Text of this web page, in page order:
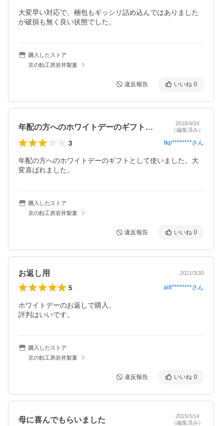
大変早い対応で、梱包もギッシリ詰め込んではありました
が破損も無く良い状態でした。
購入したストア
京の飴工房岩井製菓
違反報告 いいね 0
年配の方へのホワイトデーのギフトとして…
2018/4/24
（編集済み）
3 tkp********さん
年配の方へのホワイトデーのギフトとして使いました。大
変喜ばれました。
購入したストア
京の飴工房岩井製菓
違反報告 いいね 0
お返し用 2021/3/30
5 ai8********さん
ホワイトデーのお返しで購入。
評判はいいです。
購入したストア
京の飴工房岩井製菓
違反報告 いいね 0
母に喜んでもらいました
2015/3/14
（編集済み）